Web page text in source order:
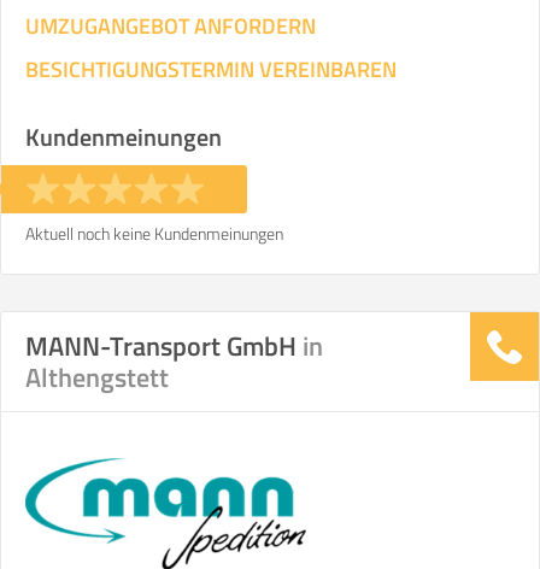
Mitarbeiter Zeit pro Mitarbeiter Gesamt-Arbeitszeit
KOSTENSCHÄTZUNG:
ICH MÖCHTE ANGEBOTE ANFORDERN
SO ERRECHNET SICH DIE KOSTENSCHÄTZUNG
UMZUGANGEBOT ANFORDERN
BESICHTIGUNGSTERMIN VEREINBAREN
Kundenmeinungen
Aktuell noch keine Kundenmeinungen
MANN-Transport GmbH in
Althengstett